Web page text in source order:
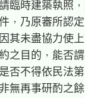
臨時建築執照
，乃原審所認
其未盡協力使
之目的，能否
否不得依民法
無再事研酌之